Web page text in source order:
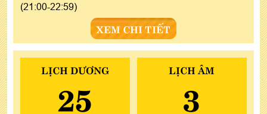
(21:00-22:59)
XEM CHI TIẾT
LỊCH DƯƠNG
25
LỊCH ÂM
3